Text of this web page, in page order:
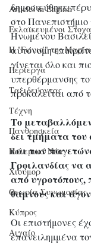
Articles in English
Εκλαϊκευμένοι
Η "Γωνιά" της
Περίεργα
Ταξιδεύοντας
Τέχνη
Πανθρησκεία
Πολεμικά Νέα
Χιούμορ
Θεωρία Συνωμοσίας
Κύπρος
Αιγαίο
δημοσιεύθηκε
στο Πανεπιστήμιο
Ηνωμένου
αυτόνομη
γίνεται όλο και
υπερθέρμανσης
προκαλείται από
Το
δει τμήματα
και των
Γροιλανδίας να
από υγροτόπους,
θάμνους και
Οι επιστήμονες
επανειλημμένα